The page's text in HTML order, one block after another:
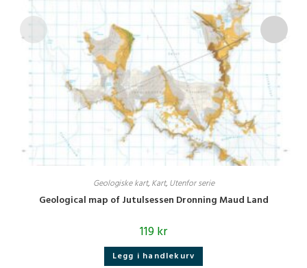
Geologiske kart, Kart, Utenfor serie
Geological map of Jutulsessen Dronning Maud Land
119kr
Legg i handlekurv